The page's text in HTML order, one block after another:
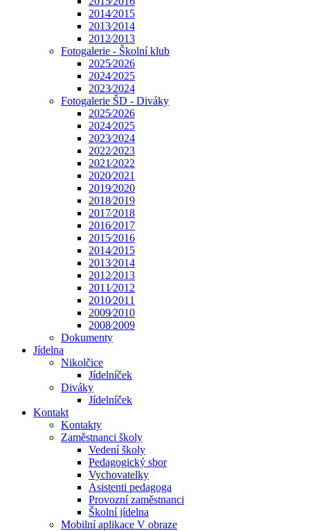
2014⁄2015
2013⁄2014
2012⁄2013
Fotogalerie - Školní klub
2025⁄2026
2024⁄2025
2023⁄2024
Fotogalerie ŠD - Diváky
2025⁄2026
2024⁄2025
2023⁄2024
2022⁄2023
2021⁄2022
2020⁄2021
2019⁄2020
2018⁄2019
2017⁄2018
2016⁄2017
2015⁄2016
2014⁄2015
2013⁄2014
2012⁄2013
2011⁄2012
2010⁄2011
2009⁄2010
2008⁄2009
Dokumenty
Jídelna
Nikolčice
Jídelníček
Diváky
Jídelníček
Kontakt
Kontakty
Zaměstnanci školy
Vedení školy
Pedagogický sbor
Vychovatelky
Asistenti pedagoga
Provozní zaměstnanci
Školní jídelna
Mobilní aplikace V obraze